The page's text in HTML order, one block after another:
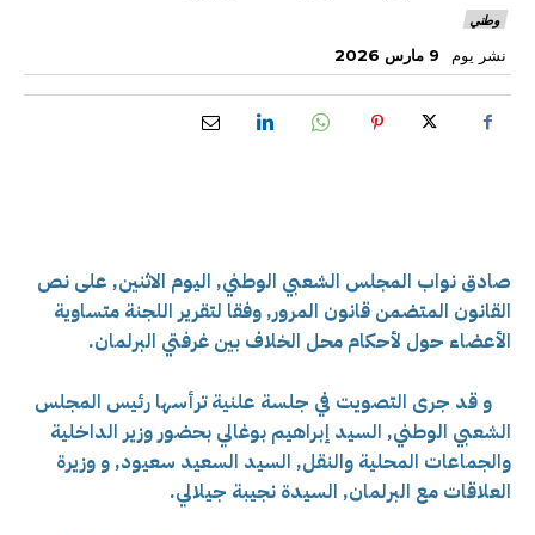
وطني
نشر يوم 9 مارس 2026
صادق نواب المجلس الشعبي الوطني, اليوم الاثنين, على نص
القانون المتضمن قانون المرور, وفقا لتقرير اللجنة متساوية
الأعضاء حول لأحكام محل الخلاف بين غرفتي البرلمان.
و قد جرى التصويت في جلسة علنية ترأسها رئيس المجلس
الشعبي الوطني, السيد إبراهيم بوغالي بحضور وزير الداخلية
والجماعات المحلية والنقل, السيد السعيد سعيود, و وزيرة
العلاقات مع البرلمان, السيدة نجيبة جيلالي.